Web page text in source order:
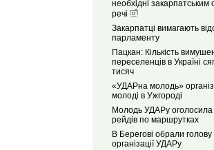
необхідні закарпатським
речі
Закарпатці вимагають
парламенту
Пацкан: Кількість
переселенців в Україні
тисяч
«УДАРна молодь»
молоді в Ужгороді
Молодь УДАРу оголосила
рейдів по маршрутках
В Берегові обрали
організації УДАРу